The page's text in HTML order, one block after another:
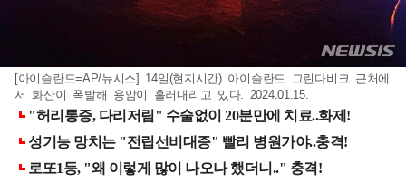
[아이슬란드=AP/뉴시스] 14일(현지시간) 아이슬란드 그린다비크 근처에
서 화산이 폭발해 용암이 흘러내리고 있다. 2024.01.15.